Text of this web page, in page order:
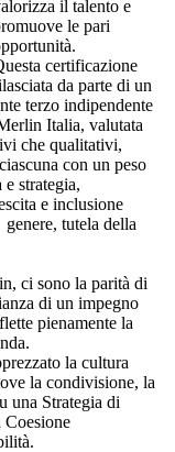
il talento e
le pari
certificazione
da parte di un
terzo indipendente
Italia, valutata
che qualitativi,
con un peso
strategia,
e inclusione
tutela della
ci sono la parità di
di un impegno
pienamente la
la cultura
la condivisione, la
una Strategia di